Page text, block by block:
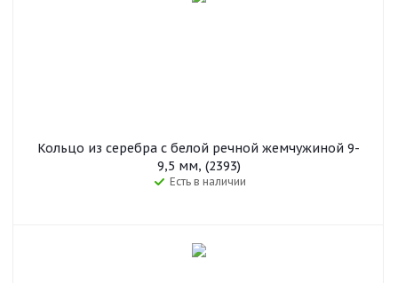
Кольцо из серебра с белой речной жемчужиной 9-
9,5 мм, (2393)
Есть в наличии